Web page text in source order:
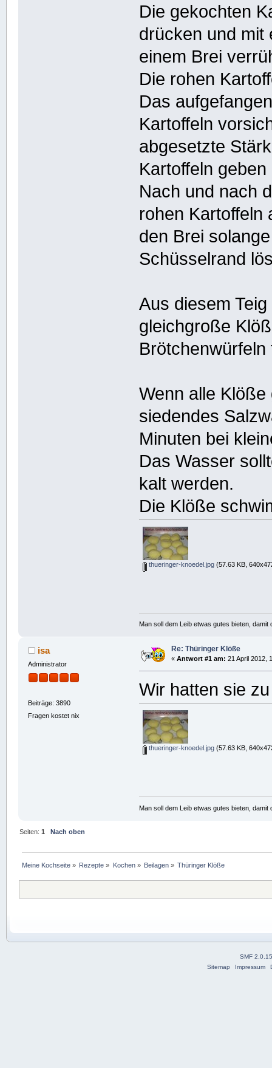
Die gekochten
drücken und mit
einem Brei
Die rohen
Das
Kartoffeln
abgesetzte
Kartoffeln
Nach und nach
rohen Kartoffeln
den Brei
Schüsselrand
Aus diesem
gleichgroße
Brötchenwürfeln
Wenn alle
siedendes
Minuten bei
Das Wasser
kalt werden.
Die Klöße
thueringer-knoedel.jpg(57.63 KB,
Man soll dem Leib etwas gutes bieten,
isa
Administrator
Beiträge: 3890
Fragen kostet nix
Re: Thüringer Klöße
« Antwort #1 am: 21 April 2012,
Wir hatten sie
thueringer-knoedel.jpg(57.63 KB,
Man soll dem Leib etwas gutes bieten,
Seiten:1 Nach oben
Meine Kochseite » Rezepte » Kochen» Beilagen » Thüringer Klöße
SMF
Sitemap
Impressum